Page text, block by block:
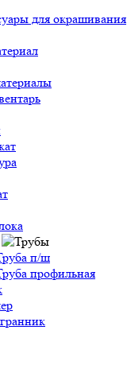
для окрашивания
п/ш
профильная